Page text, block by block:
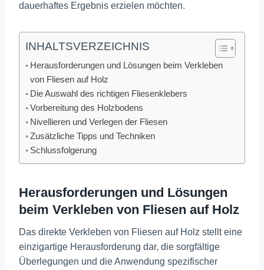
dauerhaftes Ergebnis erzielen möchten.
INHALTSVERZEICHNIS
Herausforderungen und Lösungen beim Verkleben
von Fliesen auf Holz
Die Auswahl des richtigen Fliesenklebers
Vorbereitung des Holzbodens
Nivellieren und Verlegen der Fliesen
Zusätzliche Tipps und Techniken
Schlussfolgerung
Herausforderungen und Lösungen
beim Verkleben von Fliesen auf Holz
Das direkte Verkleben von Fliesen auf Holz stellt eine
einzigartige Herausforderung dar, die sorgfältige
Überlegungen und die Anwendung spezifischer